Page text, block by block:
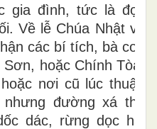
gia đình, tức là đọc
Về lễ Chúa Nhật và
các bí tích, bà con
hoặc Chính Tòa,
nơi cũ lúc thuận
đường xá thô
dác, rừng dọc hai